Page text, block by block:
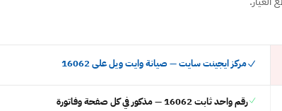
مركز ايجينت سايت — صيانة وايت ويل على 16062
رقم واحد ثابت 16062 — مذكور في كل صفحة وفاتورة